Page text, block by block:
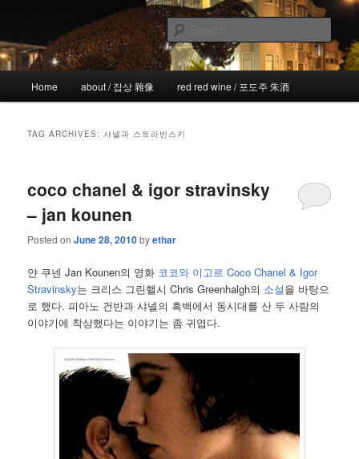
primary
content
secondary
content!wicked
the more I see the less I know
Home about / 잡상 雜像 red red wine / 포도주 朱酒
TAG ARCHIVES:샤넬과 스트라빈스키
coco chanel & igor stravinsky
– jan kounen
Posted onJune 28, 2010byethar
얀 쿠넨 Jan Kounen의 영화 코코와 이고르 Coco Chanel & Igor
Stravinsky는 크리스 그린핼시 Chris Greenhalgh의 소설을 바탕으
로 했다. 피아노 건반과 샤넬의 흑백에서 동시대를 산 두 사람의
이야기에 착상했다는 이야기는 좀 귀엽다.